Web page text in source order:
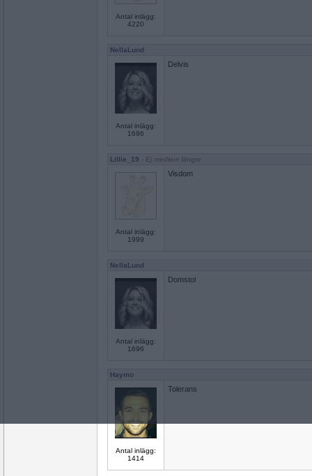
Antal inlägg:
4220
NellaLund
Antal inlägg:
1696
Delvis
Lillie_19 - Ej medlem längre
Antal inlägg:
1999
Visdom
NellaLund
Antal inlägg:
1696
Domstol
Haymo
Antal inlägg:
1414
Tolerans